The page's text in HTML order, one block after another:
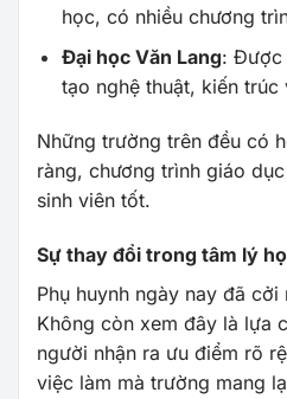
học, có nhiều chương
Đại học Văn Lang: Được
tạo nghệ thuật, kiến trúc
Những trường trên đều có
ràng, chương trình giáo
sinh viên tốt.
Sự thay đổi trong tâm lý
Phụ huynh ngày nay đã
Không còn xem đây là lựa
người nhận ra ưu điểm rõ
việc làm mà trường mang